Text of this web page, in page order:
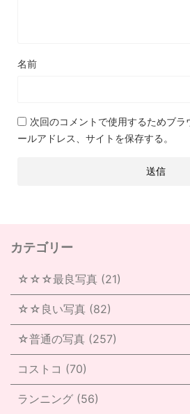
名前
次回のコメントで使用するためブラ
ールアドレス、サイトを保存する。
カテゴリー
☆☆☆最良写真 (21)
☆☆良い写真 (82)
☆普通の写真 (257)
コストコ (70)
ランニング (56)